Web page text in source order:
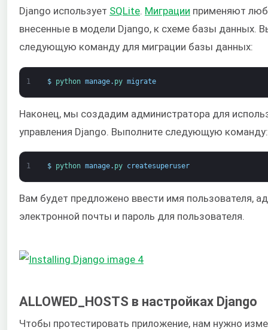
Django использует SQLite. Миграции применяют
внесенные в модели Django, к схеме базы данных.
следующую команду для миграции базы данных:
1 $ python manage. py migrate
Наконец, мы создадим администратора для
управления Django. Выполните следующую команду:
1 $ python manage. py createsuperuser
Вам будет предложено ввести имя пользователя,
электронной почты и пароль для пользователя.
ALLOWED_HOSTS в настройках Django
Чтобы протестировать приложение, нам нужно